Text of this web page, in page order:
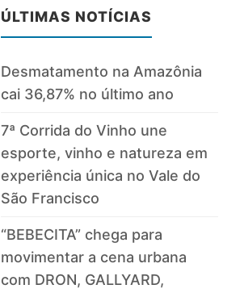
ÚLTIMAS NOTÍCIAS
Desmatamento na Amazônia
cai 36,87% no último ano
7ª Corrida do Vinho une
esporte, vinho e natureza em
experiência única no Vale do
São Francisco
“BEBECITA” chega para
movimentar a cena urbana
com DRON, GALLYARD,